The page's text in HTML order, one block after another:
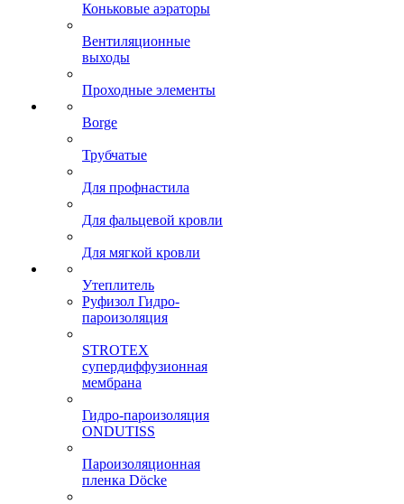
Коньковые аэраторы
Вентиляционные
выходы
Проходные элементы
Borge
Трубчатые
Для профнастила
Для фальцевой кровли
Для мягкой кровли
Утеплитель
Руфизол Гидро-
пароизоляция
STROTEX
супердиффузионная
мембрана
Гидро-пароизоляция
ONDUTISS
Пароизоляционная
пленка Döcke